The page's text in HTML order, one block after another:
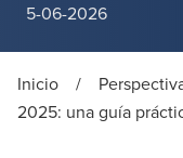
5-06-2026
Inicio /
2025: una guía